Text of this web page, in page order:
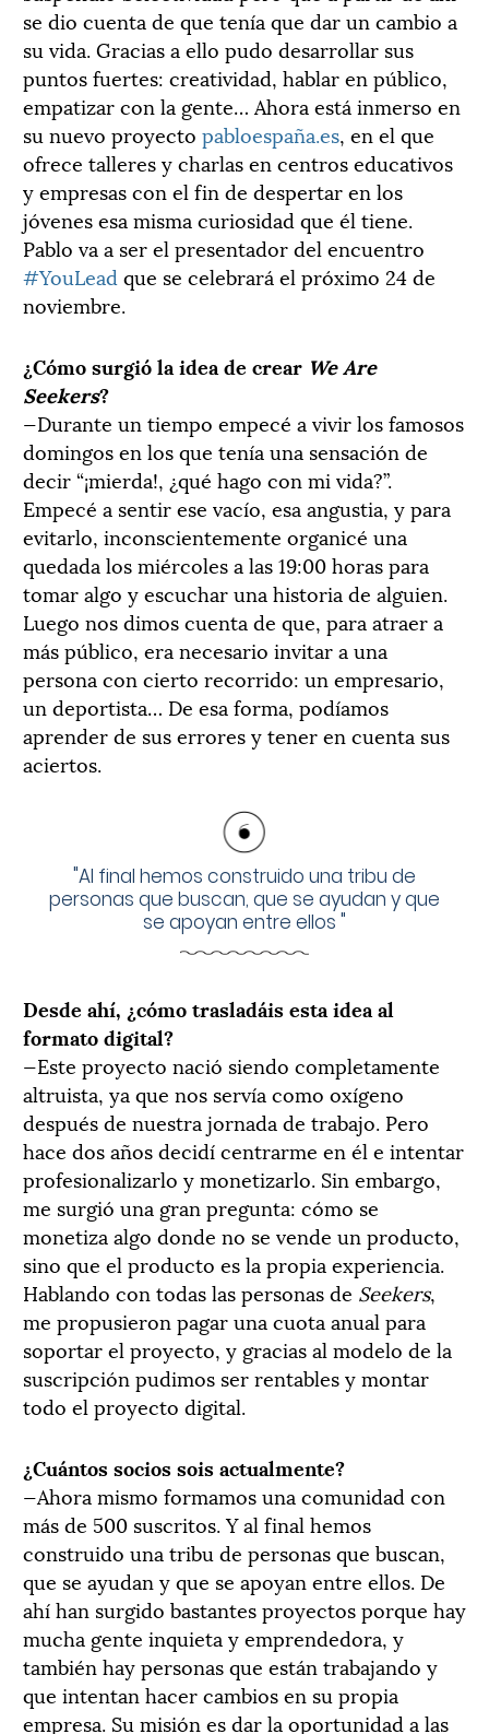
se dio cuenta de que tenía que dar un cambio a
su vida. Gracias a ello pudo desarrollar sus
puntos fuertes: creatividad, hablar en público,
empatizar con la gente… Ahora está inmerso en
su nuevo proyecto pabloespaña.es, en el que
ofrece talleres y charlas en centros educativos
y empresas con el fin de despertar en los
jóvenes esa misma curiosidad que él tiene.
Pablo va a ser el presentador del encuentro
#YouLead que se celebrará el próximo 24 de
noviembre.
¿Cómo surgió la idea de crear We Are
Seekers?
—Durante un tiempo empecé a vivir los famosos
domingos en los que tenía una sensación de
decir “¡mierda!, ¿qué hago con mi vida?”.
Empecé a sentir ese vacío, esa angustia, y para
evitarlo, inconscientemente organicé una
quedada los miércoles a las 19:00 horas para
tomar algo y escuchar una historia de alguien.
Luego nos dimos cuenta de que, para atraer a
más público, era necesario invitar a una
persona con cierto recorrido: un empresario,
un deportista… De esa forma, podíamos
aprender de sus errores y tener en cuenta sus
aciertos.
"Al final hemos construido una tribu de
personas que buscan, que se ayudan y que
se apoyan entre ellos "
Desde ahí, ¿cómo trasladáis esta idea al
formato digital?
—Este proyecto nació siendo completamente
altruista, ya que nos servía como oxígeno
después de nuestra jornada de trabajo. Pero
hace dos años decidí centrarme en él e intentar
profesionalizarlo y monetizarlo. Sin embargo,
me surgió una gran pregunta: cómo se
monetiza algo donde no se vende un producto,
sino que el producto es la propia experiencia.
Hablando con todas las personas de Seekers,
me propusieron pagar una cuota anual para
soportar el proyecto, y gracias al modelo de la
suscripción pudimos ser rentables y montar
todo el proyecto digital.
¿Cuántos socios sois actualmente?
—Ahora mismo formamos una comunidad con
más de 500 suscritos. Y al final hemos
construido una tribu de personas que buscan,
que se ayudan y que se apoyan entre ellos. De
ahí han surgido bastantes proyectos porque hay
mucha gente inquieta y emprendedora, y
también hay personas que están trabajando y
que intentan hacer cambios en su propia
empresa. Su misión es dar la oportunidad a las